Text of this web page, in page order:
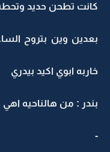
كانت تطحن حديد
خاربه ابوي اكيد بيدري
بندر : من هالناحيه
-